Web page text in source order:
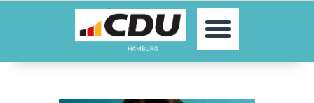
MOIN!
AKTUELLES